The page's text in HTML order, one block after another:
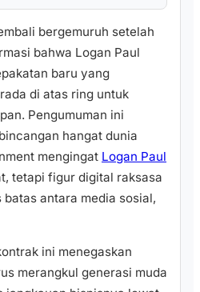
bergemuruh setelah
bahwa Logan Paul
baru yang
di atas ring untuk
Pengumuman ini
hangat dunia
mengingat Logan Paul
tetapi figur digital raksasa
antara media sosial,
ini menegaskan
merangkul generasi muda